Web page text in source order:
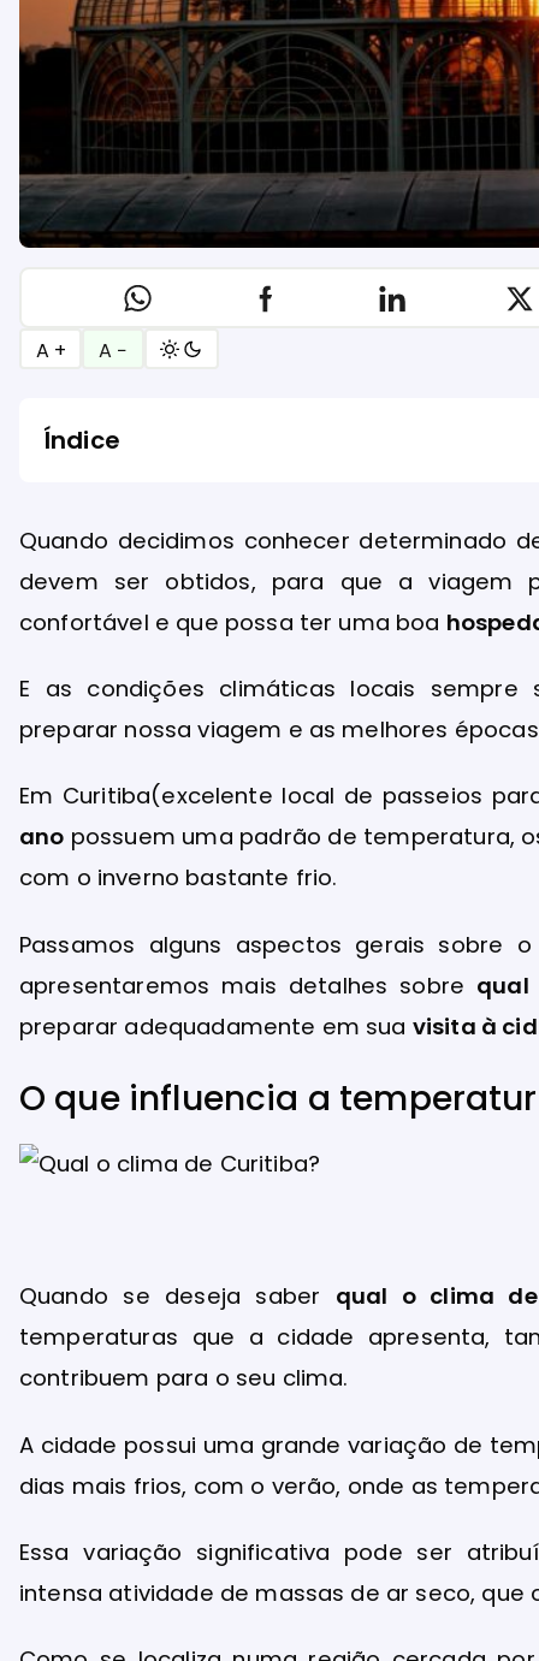
A + A −
Índice
Quando decidimos conhecer determinado
devem ser obtidos, para que a viagem
confortável e que possa ter uma boa
E as condições climáticas locais
preparar nossa viagem e as melhores
Em Curitiba(excelente local de passeios
ano possuem uma padrão de temperatura,
com o inverno bastante frio.
Passamos alguns aspectos gerais sobre
apresentaremos mais detalhes sobre qual
preparar adequadamente em sua visita à
O que influencia a
Quando se deseja saber qual o clima
temperaturas que a cidade apresenta,
contribuem para o seu clima.
A cidade possui uma grande variação de
dias mais frios, com o verão, onde as
Essa variação significativa pode ser
intensa atividade de massas de ar seco, que